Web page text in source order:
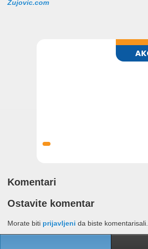
Zujovic.com
Komentari
Ostavite komentar
Morate biti prijavljeni da biste komentarisali.